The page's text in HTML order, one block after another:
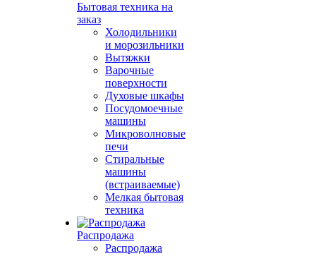
Бытовая техника на
заказ
Холодильники
и морозильники
Вытяжки
Варочные
поверхности
Духовые шкафы
Посудомоечные
машины
Микроволновые
печи
Стиральные
машины
(встраиваемые)
Мелкая бытовая
техника
Распродажа
Распродажа